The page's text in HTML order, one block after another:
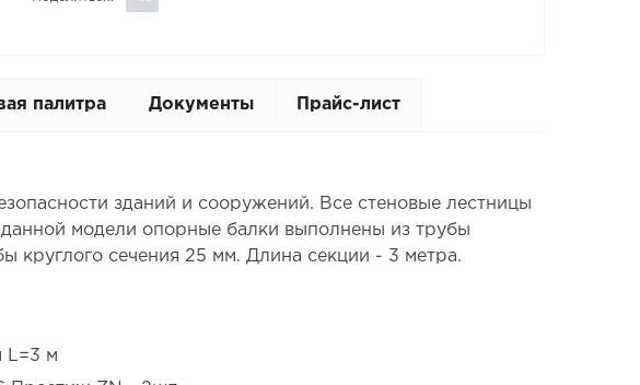
палитра Документы Прайс-лист
зданий и сооружений. Все стеновые лестницы
модели опорные балки выполнены из трубы
круглого сечения 25 мм. Длина секции - 3 метра.
L=3 м